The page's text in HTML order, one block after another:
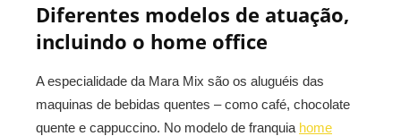
Diferentes modelos de atuação,
incluindo o home office
A especialidade da Mara Mix são os aluguéis das
maquinas de bebidas quentes – como café, chocolate
quente e cappuccino. No modelo de franquia home